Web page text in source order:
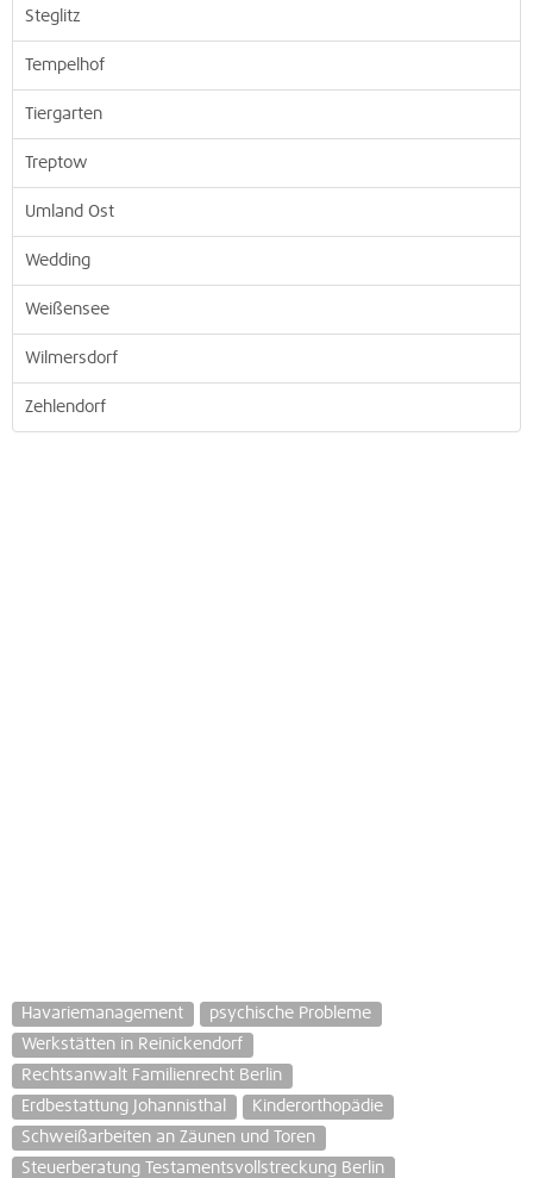
Steglitz
Tempelhof
Tiergarten
Treptow
Umland Ost
Wedding
Weißensee
Wilmersdorf
Zehlendorf
Havariemanagement
psychische Probleme
Werkstätten in Reinickendorf
Rechtsanwalt Familienrecht Berlin
Erdbestattung Johannisthal
Kinderorthopädie
Schweißarbeiten an Zäunen und Toren
Steuerberatung Testamentsvollstreckung Berlin